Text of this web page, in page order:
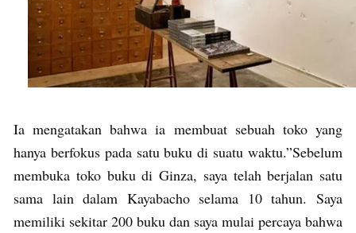
Ia mengatakan bahwa ia membuat sebuah toko yang
hanya berfokus pada satu buku di suatu waktu.”Sebelum
membuka toko buku di Ginza, saya telah berjalan satu
sama lain dalam Kayabacho selama 10 tahun. Saya
memiliki sekitar 200 buku dan saya mulai percaya bahwa